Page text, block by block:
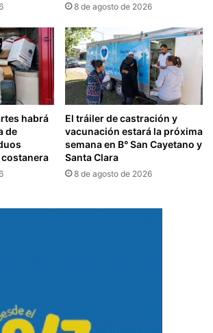
8 de agosto de 2026
habrá
de
El tráiler de castración y
vacunación estará la próxima
semana en B° San Cayetano y
Santa Clara
8 de agosto de 2026